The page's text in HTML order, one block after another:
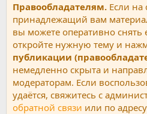
Правообладателям. Если на
принадлежащий вам
вы можете оперативно снять
откройте нужную тему и
публикации
немедленно скрыта и
модераторам. Если
удаётся, свяжитесь с
обратной связи или по адресу